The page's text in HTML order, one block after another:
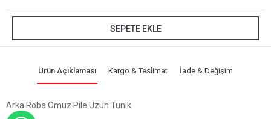
SEPETE EKLE
Ürün Açıklaması Kargo & Teslimat İade & Değişim
Arka Roba Omuz Pile Uzun Tunik